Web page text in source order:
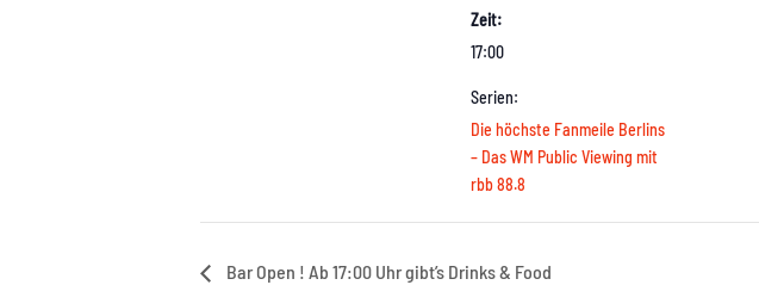
Zeit:
17:00
Serien:
Die höchste Fanmeile Berlins
– Das WM Public Viewing mit
rbb 88.8
Bar Open ! Ab 17:00 Uhr gibt’s Drinks & Food